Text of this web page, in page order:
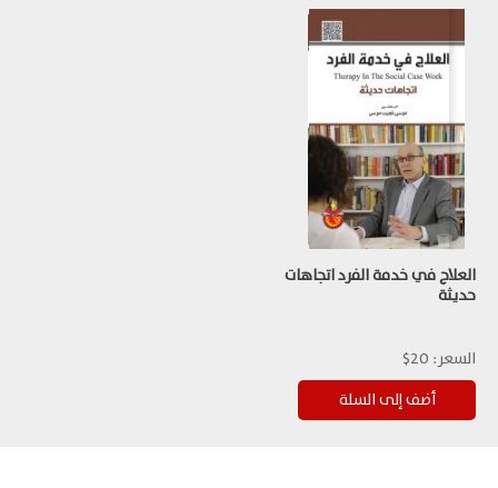
العلاج في خدمة الفرد اتجاهات
حديثة
السعر: 20$